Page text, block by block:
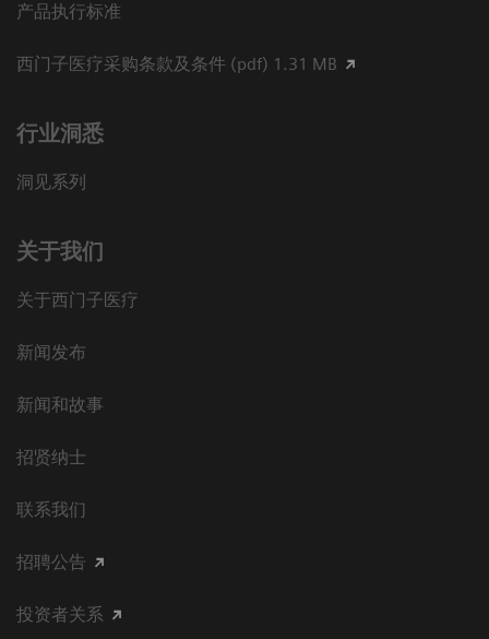
产品执行标准
西门子医疗采购条款及条件 (pdf) 1.31 MB
行业洞悉
洞见系列
关于我们
关于西门子医疗
新闻发布
新闻和故事
招贤纳士
联系我们
招聘公告
投资者关系